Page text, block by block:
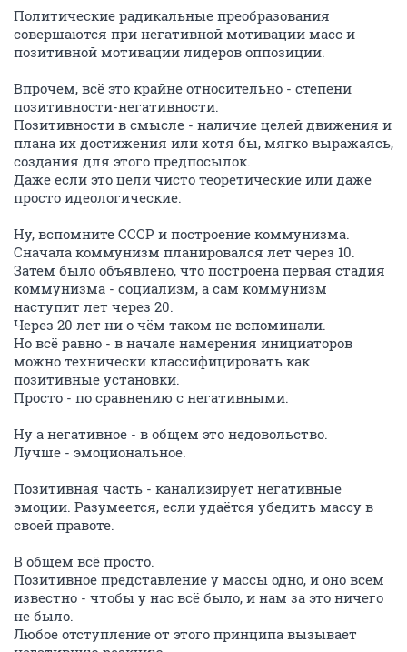
Политические радикальные преобразования
совершаются при негативной мотивации масс и
позитивной мотивации лидеров оппозиции.
Впрочем, всё это крайне относительно - степени
позитивности-негативности.
Позитивности в смысле - наличие целей движения и
плана их достижения или хотя бы, мягко выражаясь,
создания для этого предпосылок.
Даже если это цели чисто теоретические или даже
просто идеологические.
Ну, вспомните СССР и построение коммунизма.
Сначала коммунизм планировался лет через 10.
Затем было объявлено, что построена первая стадия
коммунизма - социализм, а сам коммунизм
наступит лет через 20.
Через 20 лет ни о чём таком не вспоминали.
Но всё равно - в начале намерения инициаторов
можно технически классифицировать как
позитивные установки.
Просто - по сравнению с негативными.
Ну а негативное - в общем это недовольство.
Лучше - эмоциональное.
Позитивная часть - канализирует негативные
эмоции. Разумеется, если удаётся убедить массу в
своей правоте.
В общем всё просто.
Позитивное представление у массы одно, и оно всем
известно - чтобы у нас всё было, и нам за это ничего
не было.
Любое отступление от этого принципа вызывает